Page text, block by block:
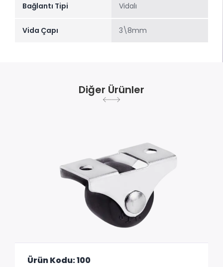
Bağlantı Tipi Vidalı
Vida Çapı 3\8mm
Diğer Ürünler
Ürün Kodu: 100